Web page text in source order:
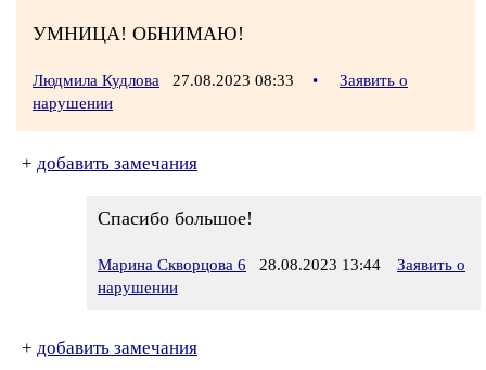
УМНИЦА! ОБНИМАЮ!
Людмила Кудлова 27.08.2023 08:33 •
Заявить о
нарушении
+ добавить замечания
Спасибо большое!
Марина Скворцова 6 28.08.2023 13:44
Заявить о
нарушении
+ добавить замечания